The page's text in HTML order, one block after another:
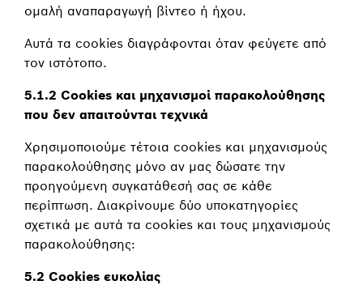
ομαλή αναπαραγωγή βίντεο ή ήχου.
Αυτά τα cookies διαγράφονται όταν φεύγετε από
τον ιστότοπο.
5.1.2 Cookies και μηχανισμοί παρακολούθησης
που δεν απαιτούνται τεχνικά
Χρησιμοποιούμε τέτοια cookies και μηχανισμούς
παρακολούθησης μόνο αν μας δώσατε την
προηγούμενη συγκατάθεσή σας σε κάθε
περίπτωση. Διακρίνουμε δύο υποκατηγορίες
σχετικά με αυτά τα cookies και τους μηχανισμούς
παρακολούθησης:
5.2 Cookies ευκολίας